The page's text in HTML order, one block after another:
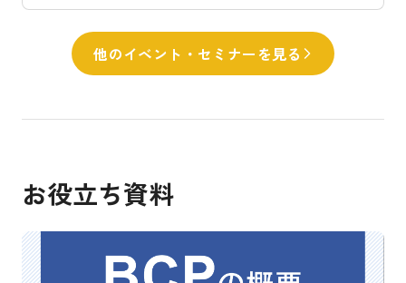
他のイベント・セミナーを見る
お役立ち資料